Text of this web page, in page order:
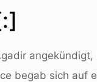
begab sich auf